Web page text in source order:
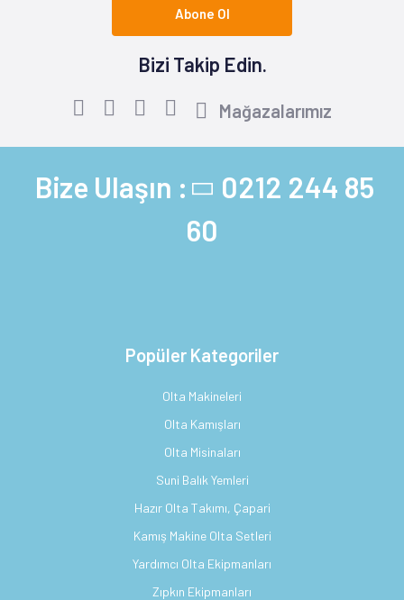
Abone Ol
Bizi Takip Edin.
Mağazalarımız
Bize Ulaşın : 0212 244 85
60
Popüler Kategoriler
Olta Makineleri
Olta Kamışları
Olta Misinaları
Suni Balık Yemleri
Hazır Olta Takımı, Çapari
Kamış Makine Olta Setleri
Yardımcı Olta Ekipmanları
Zıpkın Ekipmanları